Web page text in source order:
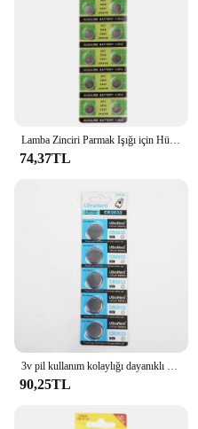
Lamba Zinciri Parmak Işığı için Hücre Para Alkalin Pil AG7 1.55V Düğme Pil
74,37TL
3v pil kullanım kolaylığı dayanıklı pürüzsüz verimli kurulumu kolay Cr2032 düğme pil çok fonksiyonlu uygun
90,25TL